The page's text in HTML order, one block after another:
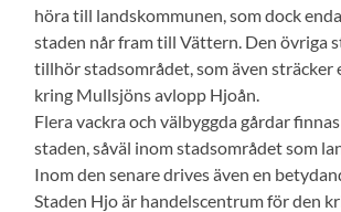
höra till landskommunen, som dock
staden når fram till Vättern. Den övriga
tillhör stadsområdet, som även sträcker
kring Mullsjöns avlopp Hjoån.
Flera vackra och välbyggda gårdar
staden, såväl inom stadsområdet som
Inom den senare drives även en
Staden Hjo är handelscentrum för den